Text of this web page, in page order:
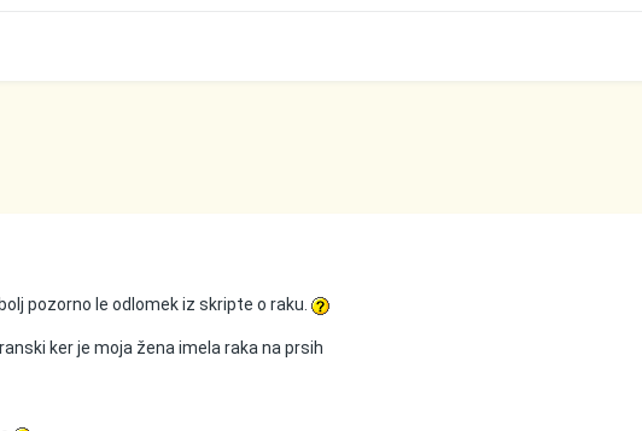
pozorno le odlomek iz skripte o raku.
ker je moja žena imela raka na prsih